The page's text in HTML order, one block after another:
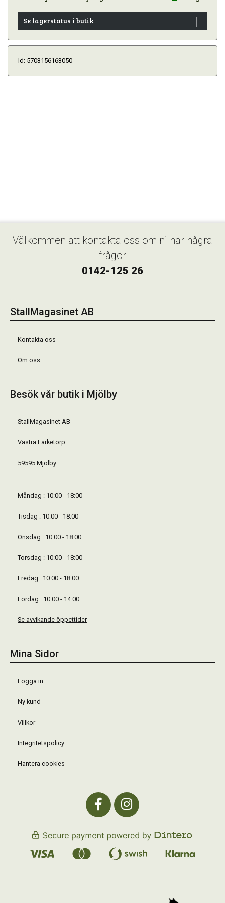
Se lagerstatus i butik
Id: 5703156163050
Välkommen att kontakta oss om ni har några
frågor
0142-125 26
StallMagasinet AB
Kontakta oss
Om oss
Besök vår butik i Mjölby
StallMagasinet AB
Västra Lärketorp
59595 Mjölby
Måndag : 10:00 - 18:00
Tisdag : 10:00 - 18:00
Onsdag : 10:00 - 18:00
Torsdag : 10:00 - 18:00
Fredag : 10:00 - 18:00
Lördag : 10:00 - 14:00
Se avvikande öppettider
Mina Sidor
Logga in
Ny kund
Villkor
Integritetspolicy
Hantera cookies